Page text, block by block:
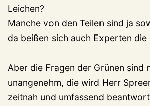
Leichen?
Manche von den Teilen sind ja
da beißen sich auch Experten die
Aber die Fragen der Grünen sind
unangenehm, die wird Herr
zeitnah und umfassend